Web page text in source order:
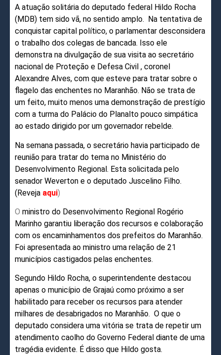
A atuação solitária do deputado federal Hildo Rocha
(MDB) tem sido vã, no sentido amplo. Na tentativa de
conquistar capital político, o parlamentar desconsidera
o trabalho dos colegas de bancada. Isso ele
demonstra na divulgação de sua visita ao secretário
nacional de Proteção e Defesa Civil , coronel
Alexandre Alves, com que esteve para tratar sobre o
flagelo das enchentes no Maranhão. Não se trata de
um feito, muito menos uma demonstração de prestígio
com a turma do Palácio do Planalto pouco simpática
ao estado dirigido por um governador rebelde.
Na semana passada, o secretário havia participado de
reunião para tratar do tema no Ministério do
Desenvolvimento Regional. Esta solicitada pelo
senador Weverton e o deputado Juscelino Filho.
(Reveja aqui)
O ministro do Desenvolvimento Regional Rogério
Marinho garantiu liberação dos recursos e colaboração
com os encaminhamentos dos prefeitos do Maranhão.
Foi apresentada ao ministro uma relação de 21
municípios castigados pelas enchentes.
Segundo Hildo Rocha, o superintendente destacou
apenas o município de Grajaú como próximo a ser
habilitado para receber os recursos para atender
milhares de desabrigados no Maranhão. O que o
deputado considera uma vitória se trata de repetir um
atendimento caolho do Governo Federal diante de uma
tragédia evidente. É disso que Hildo gosta.